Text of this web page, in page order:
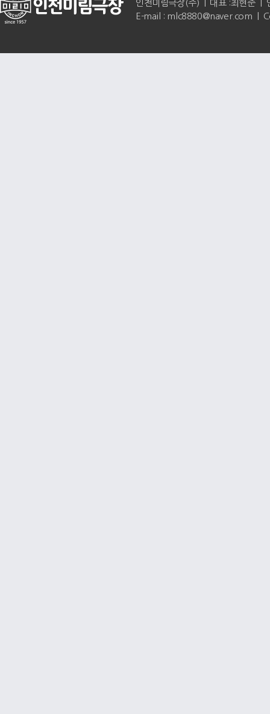
인천미림극장(주) | 대표 :최현준 |
E-mail : mlc8880@naver.com |